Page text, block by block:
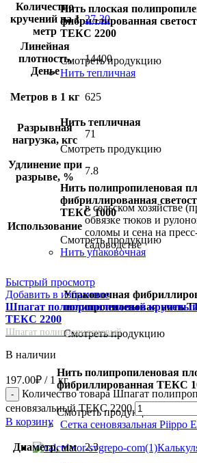
Нить плоская
фибриллированная
ТЕКС 2200
Смотреть продукцию
Нить тепличная
Нить тепличная
Смотреть продукцию
Нить полипропиленовая
фибриллированная
ТЕКС 1000
Смотреть продукцию
Нить упаковочная
Упаковочная
полипропиленовая нить
Смотреть продукцию
Нить полипропиленовая
фибриллированная ТЕКС
Смотреть продукцию
Сетка сеновязальная Piippo
Количество
кручений на 1
метр
27-30
Линейная
плотность,
Денье
14400
Метров в 1 кг 625
Разрывная
нагрузка, кгс
71
Удлинение при
разрыве, %
7.8
Использование
в сельском хозяйстве
обвязке тюков и
соломы и сена на
садоводстве
Быстрый просмотр
Добавить в избранное
Шпагат полипропиленовый
ТЕКС 2200
Шпагат полипропиленовый
В наличии
197.00₽ / 1 кг.
Количество товара Шпагат
сеновязальный ТЕКС 2200
В корзину
Диаметр, мм 2.3